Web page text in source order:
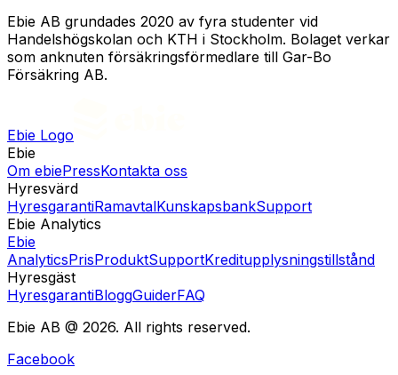
Ebie AB grundades 2020 av fyra studenter vid
Handelshögskolan och KTH i Stockholm. Bolaget verkar
som anknuten försäkringsförmedlare till Gar-Bo
Försäkring AB.
Ebie Logo
Ebie
Om ebiePressKontakta oss
Hyresvärd
HyresgarantiRamavtalKunskapsbankSupport
Ebie Analytics
Ebie
AnalyticsPrisProduktSupportKreditupplysningstillstånd
Hyresgäst
HyresgarantiBloggGuiderFAQ
Ebie AB @ 2026. All rights reserved.
Facebook